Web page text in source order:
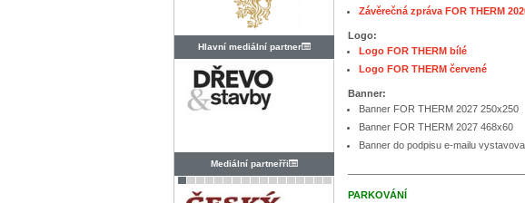
Hlavní mediální partner
Mediální partneřři
Závěrečná zpráva FOR THERM
Logo:
Logo FOR THERM bílé
Logo FOR THERM červené
Banner:
Banner FOR THERM 2027 250x250
Banner FOR THERM 2027 468x60
Banner do podpisu e-mailu
PARKOVÁNÍ